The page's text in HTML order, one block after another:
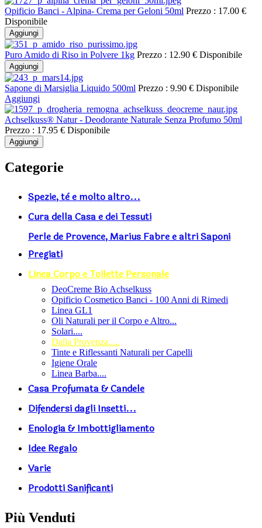
Opificio Banci - Alpina- Crema per Geloni 50ml Prezzo : 17.00 €
Disponibile
Aggiungi
Puro Amido di Riso in Polvere 1kg Prezzo : 12.90 € Disponibile
Aggiungi
Sapone di Marsiglia Liquido 500ml Prezzo : 9.90 € Disponibile
Aggiungi
Achselkuss® Natur - Deodorante Naturale Senza Profumo 50ml
Prezzo : 17.95 € Disponibile
Aggiungi
Categorie
Spezie, tè e molto altro...
Cura della Casa e dei Tessuti
Perle de Provence, Marius Fabre e altri Saponi
Pregiati
Linea Corpo e Toilette Personale
DeoCreme Bio Achselkuss
Opificio Cosmetico Banci - 100 Anni di Rimedi
Linea GL1
Oli Naturali per il Corpo e Altro...
Solari....
Dalla Provenza.....
Tinte e Riflessanti Naturali per Capelli
Igiene Orale
Linea Barba....
Casa Profumata & Candele
Difendersi dagli Insetti...
Enologia & Imbottigliamento
Idee Regalo
Varie
Prodotti Sanificanti
Più Venduti